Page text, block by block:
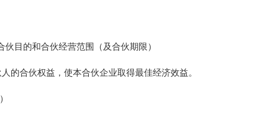
伙目的和合伙经营范围（及合伙期限）
的合伙权益，使本合伙企业取得最佳经济效益。